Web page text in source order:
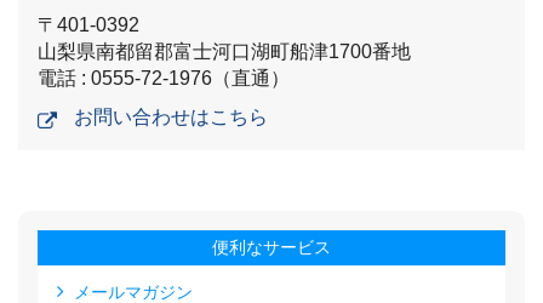
〒401-0392
山梨県南都留郡富士河口湖町船津1700番地
電話 : 0555-72-1976（直通）
お問い合わせはこちら
便利なサービス
メールマガジン